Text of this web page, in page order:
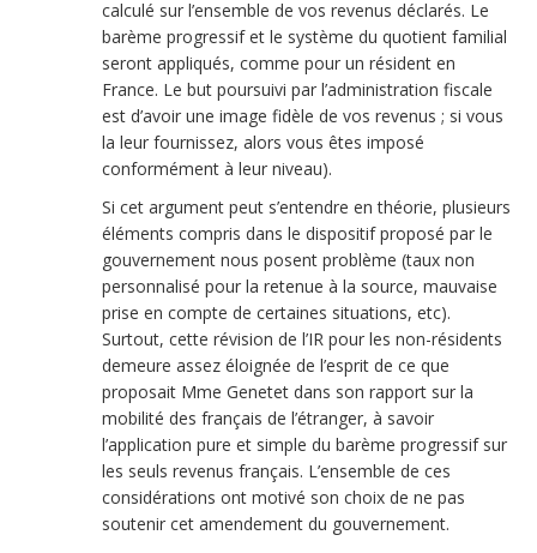
calculé sur l’ensemble de vos revenus déclarés. Le
barème progressif et le système du quotient familial
seront appliqués, comme pour un résident en
France. Le but poursuivi par l’administration fiscale
est d’avoir une image fidèle de vos revenus ; si vous
la leur fournissez, alors vous êtes imposé
conformément à leur niveau).
Si cet argument peut s’entendre en théorie, plusieurs
éléments compris dans le dispositif proposé par le
gouvernement nous posent problème (taux non
personnalisé pour la retenue à la source, mauvaise
prise en compte de certaines situations, etc).
Surtout, cette révision de l’IR pour les non-résidents
demeure assez éloignée de l’esprit de ce que
proposait Mme Genetet dans son rapport sur la
mobilité des français de l’étranger, à savoir
l’application pure et simple du barème progressif sur
les seuls revenus français. L’ensemble de ces
considérations ont motivé son choix de ne pas
soutenir cet amendement du gouvernement.